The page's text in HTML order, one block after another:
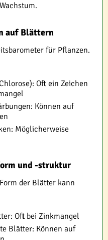
auf Blättern
für Pflanzen.
Oft ein Zeichen
Können auf
Möglicherweise
und -struktur
der Blätter kann
Oft bei Zinkmangel
Blätter: Können auf